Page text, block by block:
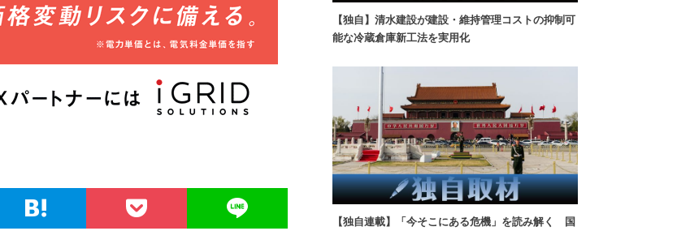
【独自】清水建設が建設・維持管理コストの抑制可
能な冷蔵倉庫新工法を実用化
【独自連載】「今そこにある危機」を読み解く 国